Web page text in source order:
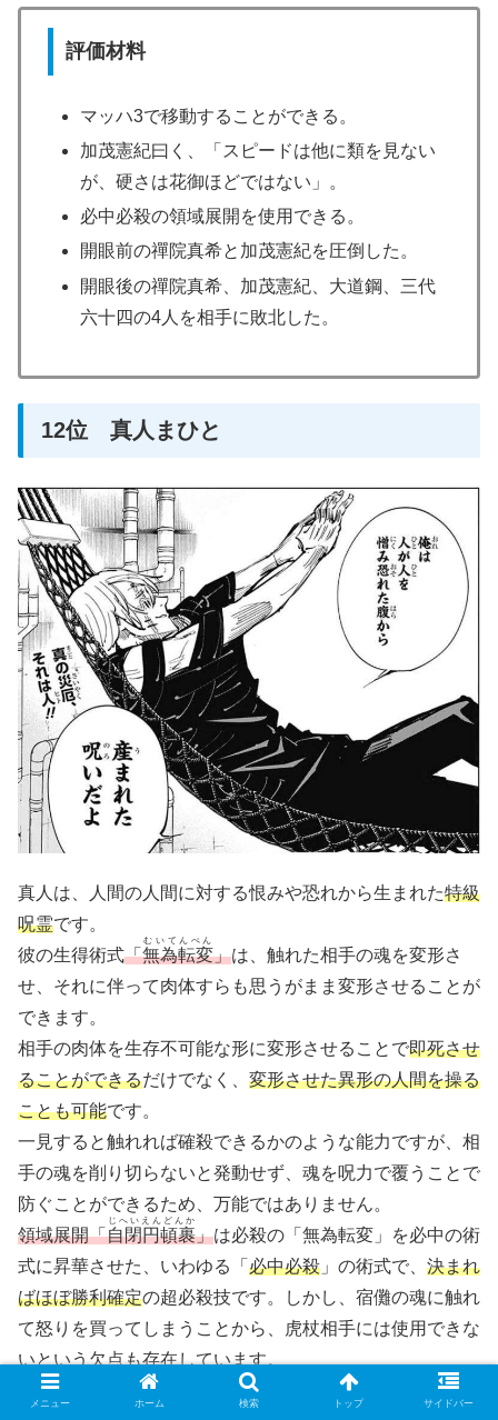
評価材料
マッハ3で移動することができる。
加茂憲紀曰く、「スピードは他に類を見ない
が、硬さは花御ほどではない」。
必中必殺の領域展開を使用できる。
開眼前の禪院真希と加茂憲紀を圧倒した。
開眼後の禪院真希、加茂憲紀、大道鋼、三代
六十四の4人を相手に敗北した。
12位 真人まひと
真人は、人間の人間に対する恨みや恐れから生まれた特級
呪霊です。
彼の生得術式「無為転変
むいてんぺん
」は、触れた相手の魂を変形さ
せ、それに伴って肉体すらも思うがまま変形させることが
できます。
相手の肉体を生存不可能な形に変形させることで即死させ
ることができるだけでなく、 変形させた異形の人間を操る
ことも可能です。
一見すると触れれば確殺できるかのような能力ですが、相
手の魂を削り切らないと発動せず、魂を呪力で覆うことで
防ぐことができるため、万能ではありません。
領域展開「自閉円頓裹
じへいえんどんか
」は必殺の「無為転変」を必中の術
式に昇華させた、いわゆる「 必中必殺 」の術式で、 決まれ
ばほぼ勝利確定の超必殺技です。しかし、宿儺の魂に触れ
て怒りを買ってしまうことから、虎杖相手には使用できな
いという欠点も存在しています。
メニュー ホーム 検索 トップ サイドバー